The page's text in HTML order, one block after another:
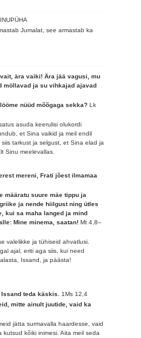
Jumalat, see armastab ka
ära vaiki! Ära jää vagusi, mu
möllavad ja su vihkajad ajavad
nüüd mõõgaga sekka?Lk
asuda keerulisi olukordi
et Sina vaikid ja meil endil
tarkust ja selgust, et Sina elad ja
Sinu meelevallas.
mereni, Frati jõest ilmamaa
määratu suure mäe tippu ja
ja nende hiilgust ning ütles
kui sa maha langed ja mind
Mine minema, saatan!Mt 4,8–
valelikke ja tühiseid ahvatlusi.
ajal, eriti aga siis, kui need
Issand, ja päästa!
teda käskis. 1Ms 12,4
mitte ainult juutide, vaid ka
jätta surmavalla haardesse, vaid
kõiki inimesi. Aita meil seda